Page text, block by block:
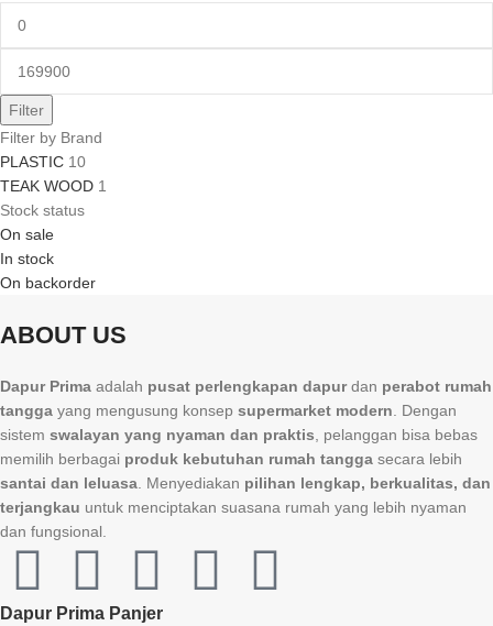
Filter
Filter by Brand
PLASTIC 10
TEAK WOOD 1
Stock status
On sale
In stock
On backorder
ABOUT US
Dapur Prima adalah pusat perlengkapan dapurdan perabot rumah
tangga yang mengusung konsep supermarket modern . Dengan
sistem swalayan yang nyaman dan praktis , pelanggan bisa bebas
memilih berbagai produk kebutuhan rumah tangga secara lebih
santai dan leluasa . Menyediakan pilihan lengkap, berkualitas, dan
terjangkau untuk menciptakan suasana rumah yang lebih nyaman
dan fungsional.
Dapur Prima Panjer